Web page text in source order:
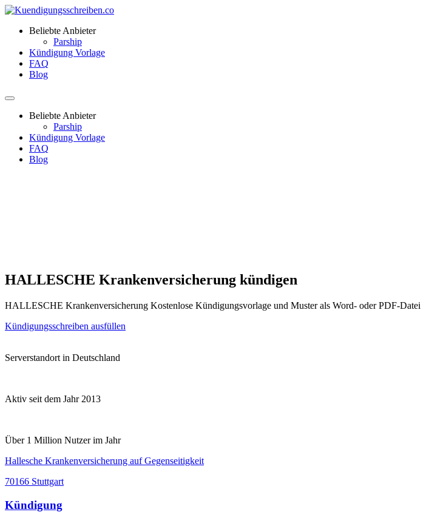
Beliebte Anbieter
Parship
Kündigung Vorlage
FAQ
Blog
Beliebte Anbieter
Parship
Kündigung Vorlage
FAQ
Blog
HALLESCHE Krankenversicherung kündigen
HALLESCHE Krankenversicherung Kostenlose Kündigungsvorlage und Muster als Word- oder PDF-Datei
Kündigungsschreiben ausfüllen
Serverstandort in Deutschland
Aktiv seit dem Jahr 2013
Über 1 Million Nutzer im Jahr
Hallesche Krankenversicherung auf Gegenseitigkeit
70166 Stuttgart
Kündigung